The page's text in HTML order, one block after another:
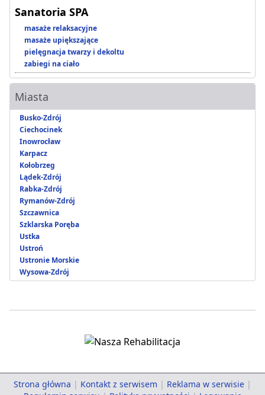
Sanatoria SPA
masaże relaksacyjne
masaże upiększające
pielęgnacja twarzy i dekoltu
zabiegi na ciało
Miasta
Busko-Zdrój
Ciechocinek
Inowrocław
Karpacz
Kołobrzeg
Lądek-Zdrój
Rabka-Zdrój
Rymanów-Zdrój
Szczawnica
Szklarska Poręba
Ustka
Ustroń
Ustronie Morskie
Wysowa-Zdrój
Strona główna | Kontakt z serwisem | Reklama w serwisie |